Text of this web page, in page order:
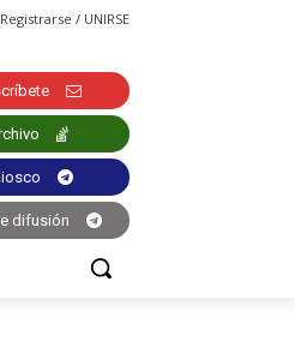
Registrarse / UNIRSE
difusión